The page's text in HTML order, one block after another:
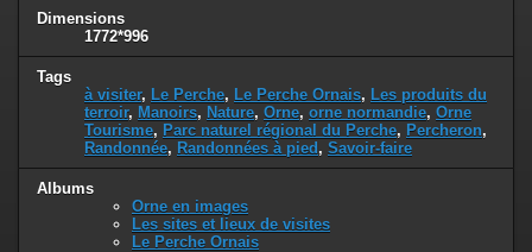
Dimensions
1772*996
Tags
à visiter, Le Perche, Le Perche Ornais, Les produits du
terroir, Manoirs, Nature, Orne, orne normandie, Orne
Tourisme, Parc naturel régional du Perche, Percheron,
Randonnée, Randonnées à pied, Savoir-faire
Albums
Orne en images
Les sites et lieux de visites
Le Perche Ornais